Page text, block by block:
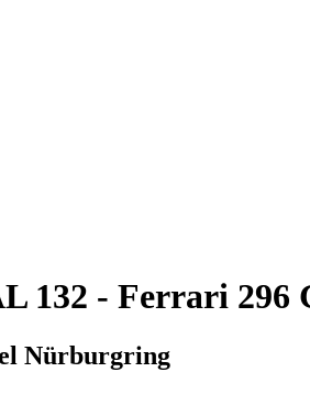
132 - Ferrari 296
Nürburgring